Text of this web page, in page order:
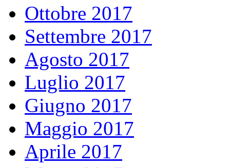
Ottobre 2017
Settembre 2017
Agosto 2017
Luglio 2017
Giugno 2017
Maggio 2017
Aprile 2017